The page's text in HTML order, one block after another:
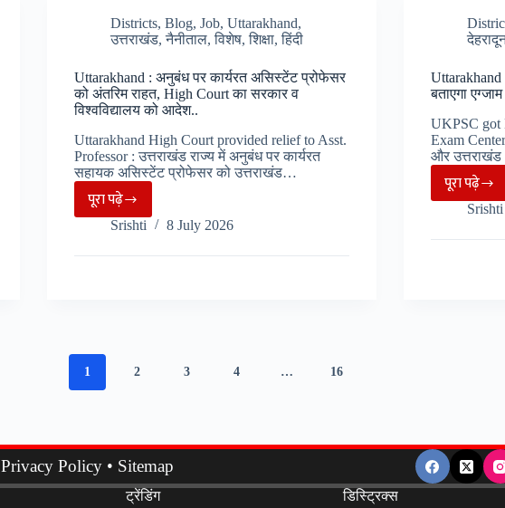
कार्रवाई
,आदेश
का
पालन
करने
पर
संचालकों
Districts,Blog,Job,Uttarakhand,
उत्तराखंड,नैनीताल,विशेष,शिक्षा,हिंदी
Uttarakhand : अनुबंध पर कार्यरत असिस्टेंट प्रोफेसर
को अंतरिम राहत, High Court का सरकार व
विश्वविद्यालय को आदेश..
Uttarakhand High Court provided relief to Asst.
Professor : उत्तराखंड राज्य में अनुबंध पर कार्यरत
सहायक असिस्टेंट प्रोफेसर को उत्तराखंड…
पूरा पढ़ेUttarakhand
:
अनुबंध
Court
का
Srishti 8 July 2026
Uttarakhand
बताएगा
UKPSC
Exam
और
पूरा पढ़े
:
रास्ता..
Srishti
1 2 3 4 … 16
Privacy Policy • Sitemap
ट्रेंडिंग डिस्ट्रिक्स